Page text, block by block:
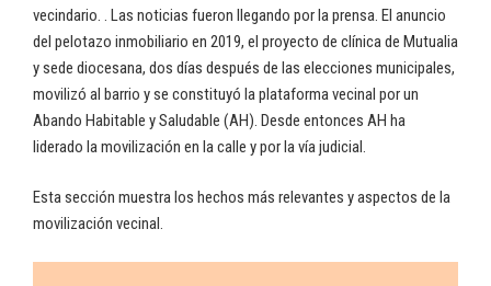
vecindario. . Las noticias fueron llegando por la prensa. El anuncio
del pelotazo inmobiliario en 2019, el proyecto de clínica de Mutualia
y sede diocesana, dos días después de las elecciones municipales,
movilizó al barrio y se constituyó la plataforma vecinal por un
Abando Habitable y Saludable (AH). Desde entonces AH ha
liderado la movilización en la calle y por la vía judicial.
Esta sección muestra los hechos más relevantes y aspectos de la
movilización vecinal.